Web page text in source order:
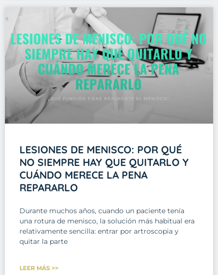
LESIONES DE MENISCO: POR QUÉ
NO SIEMPRE HAY QUE QUITARLO Y
CUÁNDO MERECE LA PENA
REPARARLO
Durante muchos años, cuando un paciente tenía
una rotura de menisco, la solución más habitual era
relativamente sencilla: entrar por artroscopia y
quitar la parte
LEER MÁS >>